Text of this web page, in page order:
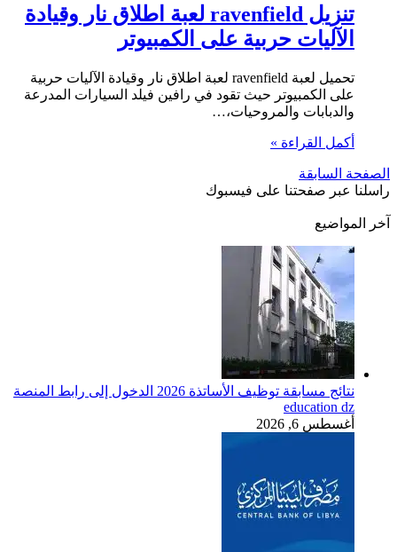
تنزيل ravenfield لعبة اطلاق نار وقيادة
الآليات حربية على الكمبيوتر
تحميل لعبة ravenfield لعبة اطلاق نار وقيادة الآليات حربية
على الكمبيوتر حيث تقود في رافين فيلد السيارات المدرعة
والدبابات والمروحيات،…
أكمل القراءة »
الصفحة السابقة
راسلنا عبر صفحتنا على فيسبوك
آخر المواضيع
نتائج مسابقة توظيف الأساتذة 2026 الدخول إلى رابط المنصة
education dz
أغسطس 6, 2026